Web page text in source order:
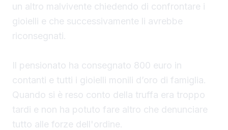
un altro malvivente chiedendo di confrontare i
gioielli e che successivamente li avrebbe
riconsegnati.
Il pensionato ha consegnato 800 euro in
contanti e tutti i gioielli monili d’oro di famiglia.
Quando si è reso conto della truffa era troppo
tardi e non ha potuto fare altro che denunciare
tutto alle forze dell'ordine.